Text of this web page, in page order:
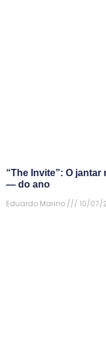
“The Invite”: O
— do ano
Eduardo Marino
10/07/